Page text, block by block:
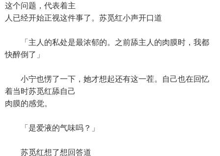
这个问题，代表着主
人已经开始正视这件事了。苏觅红小声开口道
「主人的私处是最浓郁的。之前舔主人的肉膜时，我都
快醉倒了」
小宁也愣了一下，她才想起还有这一茬。自己也在回忆
着当时苏觅红舔自己
肉膜的感觉。
「是爱液的气味吗？」
苏觅红想了想回答道